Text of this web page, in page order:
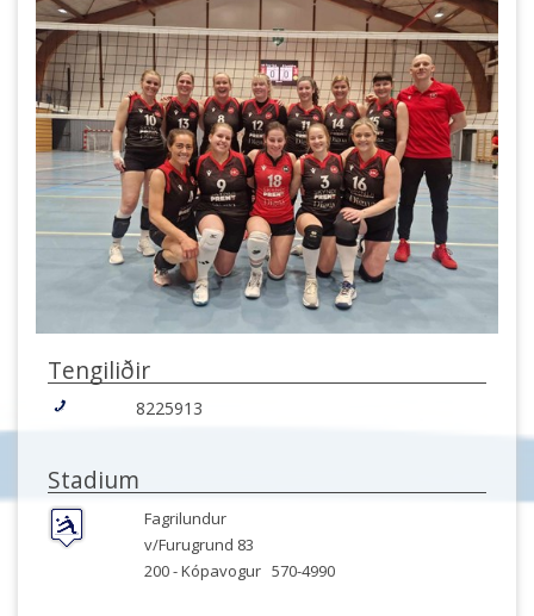
Tengiliðir
8225913
Stadium
Fagrilundur
v/Furugrund 83
200 -Kópavogur 570-4990